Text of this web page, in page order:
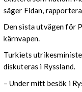
säger Fidan,
Den sista utvägen för
kärnvapen.
Turkiets
diskuteras i Ryssland.
– Under mitt besök i